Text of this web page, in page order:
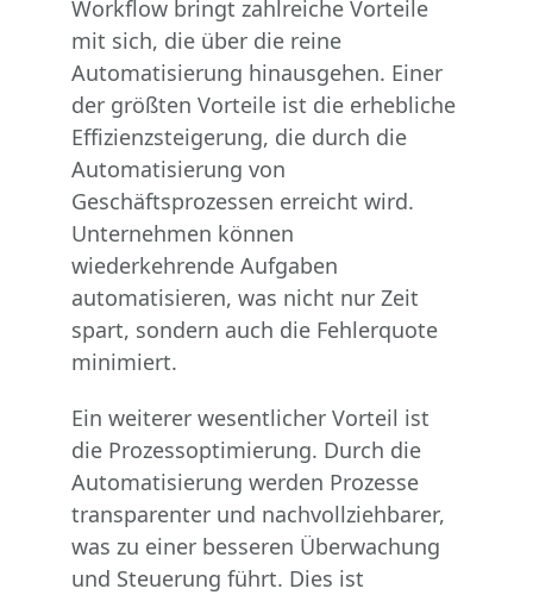
Workflow bringt zahlreiche Vorteile
mit sich, die über die reine
Automatisierung hinausgehen. Einer
der größten Vorteile ist die erhebliche
Effizienzsteigerung, die durch die
Automatisierung von
Geschäftsprozessen erreicht wird.
Unternehmen können
wiederkehrende Aufgaben
automatisieren, was nicht nur Zeit
spart, sondern auch die Fehlerquote
minimiert.
Ein weiterer wesentlicher Vorteil ist
die Prozessoptimierung. Durch die
Automatisierung werden Prozesse
transparenter und nachvollziehbarer,
was zu einer besseren Überwachung
und Steuerung führt. Dies ist